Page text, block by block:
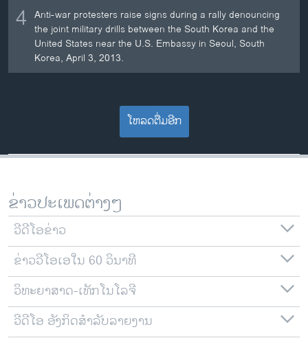
4 Anti-war protesters raise signs during a rally denouncing
the joint military drills between the South Korea and the
United States near the U.S. Embassy in Seoul, South
Korea, April 3, 2013.
ໂຫລດຕື່ມອີກ
ຂ່າວປະເພດຕ່າງໆ
ວີດີໂອຂ່າວ
ຂ່າວວີໂອເອໃນ 60 ວິນາທີ
ວິທະຍາສາດ-ເທັກໂນໂລຈີ
ວີດີໂອ ອັງກິດສຳລັບລາຍງານ